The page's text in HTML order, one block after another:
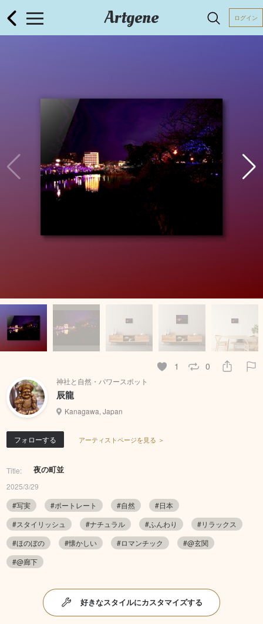
Artgene ログイン
1 0
神社と自然・パワースポット
辰龍
Kanagawa, Japan
フォローする アーティストページを見る ＞
Title: 夜の町並
2025/3/29
#写実
#ポートレート #自然
#日本
#スタイリッシュ
#ナチュラル #ふんわり
#リラックス
#ほのぼの
#懐かしい #ロマンチック
#@玄関
#@廊下
好きなスタイルにカスタマイズする